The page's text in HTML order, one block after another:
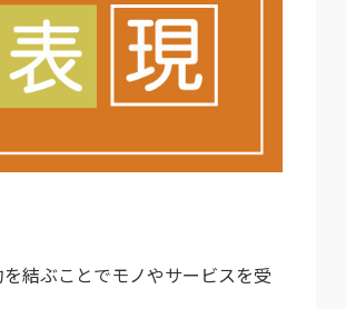
結ぶことでモノやサービスを受